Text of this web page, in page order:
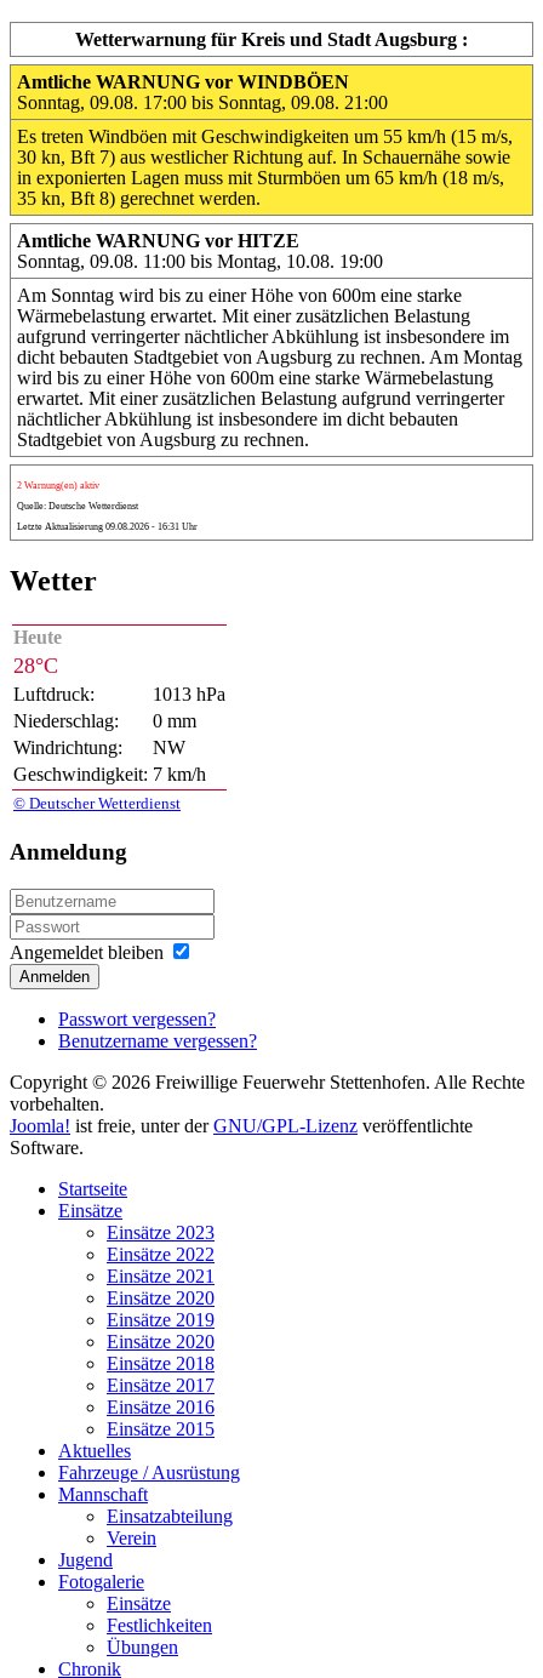
Wetterwarnung für Kreis und Stadt Augsburg :
Amtliche WARNUNG vor WINDBÖEN
Sonntag, 09.08. 17:00 bis Sonntag, 09.08. 21:00
Es treten Windböen mit Geschwindigkeiten um 55 km/h (15 m/s,
30 kn, Bft 7) aus westlicher Richtung auf. In Schauernähe sowie
in exponierten Lagen muss mit Sturmböen um 65 km/h (18 m/s,
35 kn, Bft 8) gerechnet werden.
Amtliche WARNUNG vor HITZE
Sonntag, 09.08. 11:00 bis Montag, 10.08. 19:00
Am Sonntag wird bis zu einer Höhe von 600m eine starke
Wärmebelastung erwartet. Mit einer zusätzlichen Belastung
aufgrund verringerter nächtlicher Abkühlung ist insbesondere im
dicht bebauten Stadtgebiet von Augsburg zu rechnen. Am Montag
wird bis zu einer Höhe von 600m eine starke Wärmebelastung
erwartet. Mit einer zusätzlichen Belastung aufgrund verringerter
nächtlicher Abkühlung ist insbesondere im dicht bebauten
Stadtgebiet von Augsburg zu rechnen.
2 Warnung(en) aktiv
Quelle: Deutsche Wetterdienst
Letzte Aktualisierung 09.08.2026 - 16:31 Uhr
Wetter
Heute
28°C
Luftdruck:
1013 hPa
Niederschlag:
0 mm
Windrichtung:
NW
Geschwindigkeit: 7 km/h
© Deutscher Wetterdienst
Anmeldung
Angemeldet bleiben
Anmelden
Passwort vergessen?
Benutzername vergessen?
Copyright © 2026 Freiwillige Feuerwehr Stettenhofen. Alle Rechte
vorbehalten.
Joomla! ist freie, unter derGNU/GPL-Lizenz veröffentlichte
Software.
Startseite
Einsätze
Einsätze 2023
Einsätze 2022
Einsätze 2021
Einsätze 2020
Einsätze 2019
Einsätze 2020
Einsätze 2018
Einsätze 2017
Einsätze 2016
Einsätze 2015
Aktuelles
Fahrzeuge / Ausrüstung
Mannschaft
Einsatzabteilung
Verein
Jugend
Fotogalerie
Einsätze
Festlichkeiten
Übungen
Chronik